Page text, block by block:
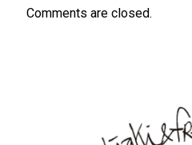
Comments are closed.